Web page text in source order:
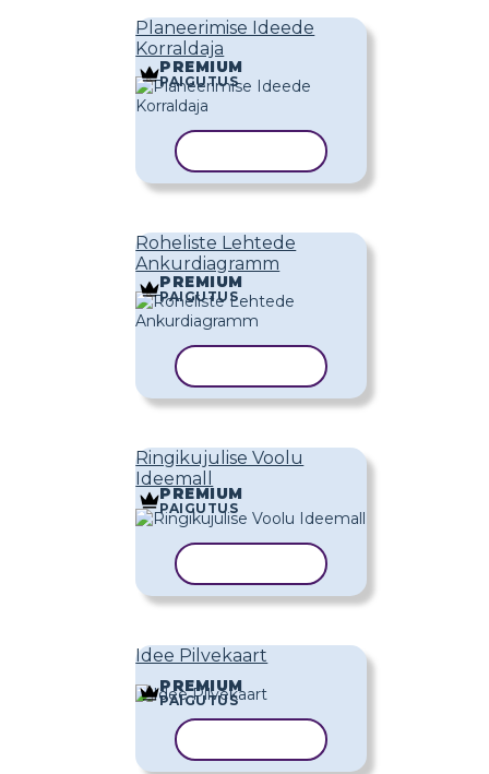
Planeerimise Ideede
Korraldaja
PREMIUM
PAIGUTUS
Roheliste Lehtede
Ankurdiagramm
PREMIUM
PAIGUTUS
Ringikujulise Voolu
Ideemall
PREMIUM
PAIGUTUS
Idee Pilvekaart
PREMIUM
PAIGUTUS